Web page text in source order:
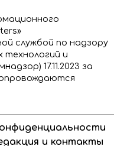
службой по надзору
технологий и
17.11.2023 за
и контакты